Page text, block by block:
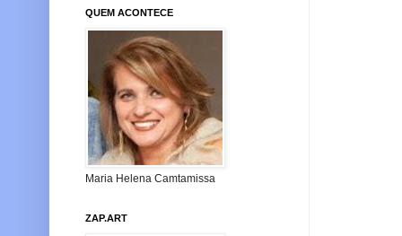
QUEM ACONTECE
Maria Helena Camtamissa
ZAP.ART